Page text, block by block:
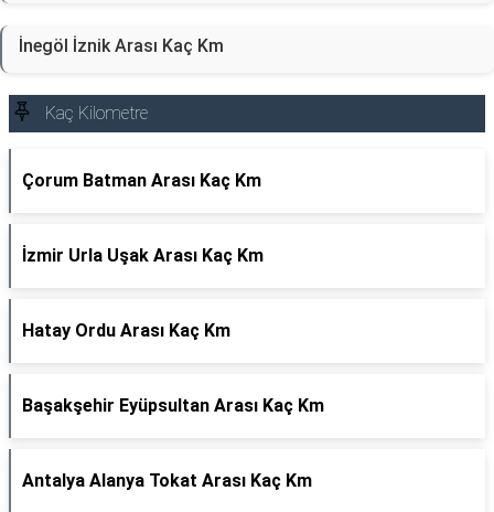
İnegöl İznik Arası Kaç Km
Kaç Kilometre
Çorum Batman Arası Kaç Km
İzmir Urla Uşak Arası Kaç Km
Hatay Ordu Arası Kaç Km
Başakşehir Eyüpsultan Arası Kaç Km
Antalya Alanya Tokat Arası Kaç Km